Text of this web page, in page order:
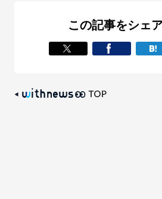
この記事をシェ